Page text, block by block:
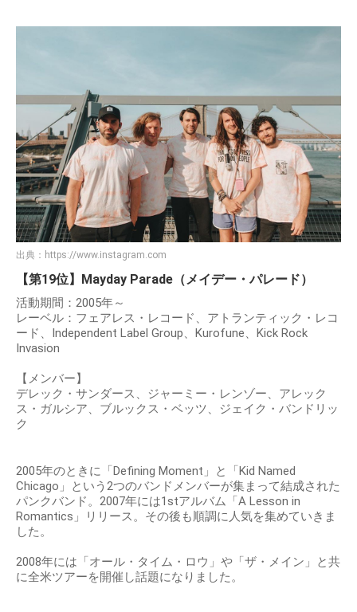
出典： https://www.instagram.com
【第19位】Mayday Parade（メイデー・パレード）
活動期間：2005年～
レーベル：フェアレス・レコード、アトランティック・レコ
ード、Independent Label Group、Kurofune、Kick Rock
Invasion
【メンバー】
デレック・サンダース、ジャーミー・レンゾー、アレック
ス・ガルシア、ブルックス・ベッツ、ジェイク・バンドリッ
ク
2005年のときに「Defining Moment」と「Kid Named
Chicago」という2つのバンドメンバーが集まって結成された
パンクバンド。2007年には1stアルバム「A Lesson in
Romantics」リリース。その後も順調に人気を集めていきま
した。
2008年には「オール・タイム・ロウ」や「ザ・メイン」と共
に全米ツアーを開催し話題になりました。